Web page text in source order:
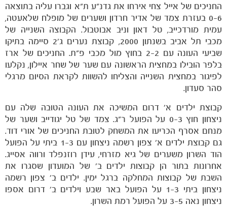
משחקים
ותוצאות
החניכים של אייל צחי אירחו את גדנ"ע ת"א וגברו עליה בתוצאה
0-6 בעזרת צמד של אדיר חרדון ושערים של מופלח שלאעטה,
עמית מורדכייב, טל דאון וניב אבוטבול. הקבוצה השנייה של
מכבי תל אביב בשנתון 2000, קבוצת נערים ג'2 סיימה בתיקו
שביעי העונה עם 2-2 בחוץ מול מכבי פ"ת. החניכים של ארז
בלפר הובילו במחצית הראשונה עם שער של שחר איילון, נקלעו
לפיגור במחצית השנייה והצליחו להשוות לקראת הסיום מרגלי
סהר סעדון.
קבוצת ילדים א' דרום המשיכה את העונה הטובה שלה עם
ניצחון חוץ 0-3 על הפועל ר"ג. צמד של טל יגודייב ושער של
מנחם אסרף הכריעו את המשחק לטובת החניכים של אורי דוד.
גם קבוצת ילדים א' צפון רשמה ניצחון עם 1-3 ביתי על הפועל
הוד השרון משערים של גיא מזרחי, עידן רוזנפלד ורווה אסייג.
אחרונות בתור הן קבוצות ילדים ב' של המועדון שסגרו את
השבת של קבוצות המחלקה ברגל ימין. ילדים ב' צפון רשמה
ניצחון ביתי 1-3 על הפועל באר שבע וילדים ב' דרום אספו
ניצחון נאה 3-5 על הפועל רמת השרון.